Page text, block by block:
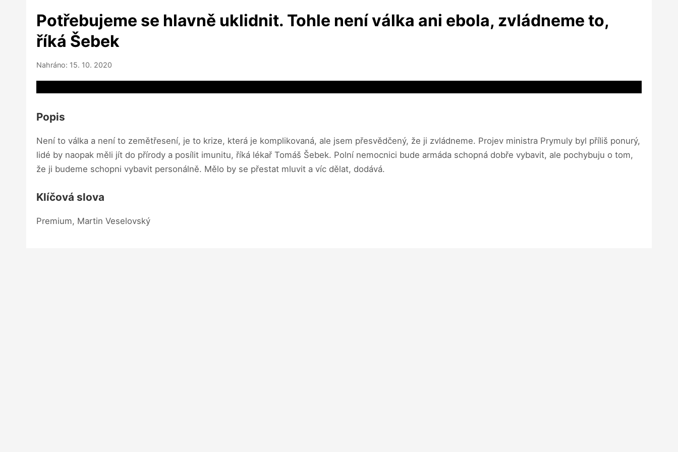
Potřebujeme se hlavně uklidnit. Tohle není válka ani ebola, zvládneme to,
říká Šebek
Nahráno: 15. 10. 2020
Popis
Není to válka a není to zemětřesení, je to krize, která je komplikovaná, ale jsem přesvědčený, že ji zvládneme. Projev ministra Prymuly byl příliš ponurý,
lidé by naopak měli jít do přírody a posílit imunitu, říká lékař Tomáš Šebek. Polní nemocnici bude armáda schopná dobře vybavit, ale pochybuju o tom,
že ji budeme schopni vybavit personálně. Mělo by se přestat mluvit a víc dělat, dodává.
Klíčová slova
Premium, Martin Veselovský